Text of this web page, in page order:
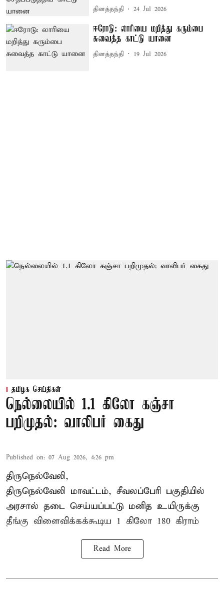
தினத்தந்தி 24 Jul 2026
ஈரோடு: லாரியை மறித்து கரும்பை
சுவைத்த காட்டு யானை
தினத்தந்தி 19 Jul 2026
தமிழக செய்திகள்
நெல்லையில் 1.1 கிலோ கஞ்சா
பறிமுதல்: வாலிபர் கைது
Published on: 07 Aug 2026, 4:26 pm
திருநெல்வேலி,
திருநெல்வேலி மாவட்டம், சீவலப்பேரி பகுதியில்
அரசால் தடை செய்யப்பட்டு மனித உயிருக்கு
தீங்கு விளைவிக்கக்கூடிய 1 கிலோ 180 கிராம்
Read More